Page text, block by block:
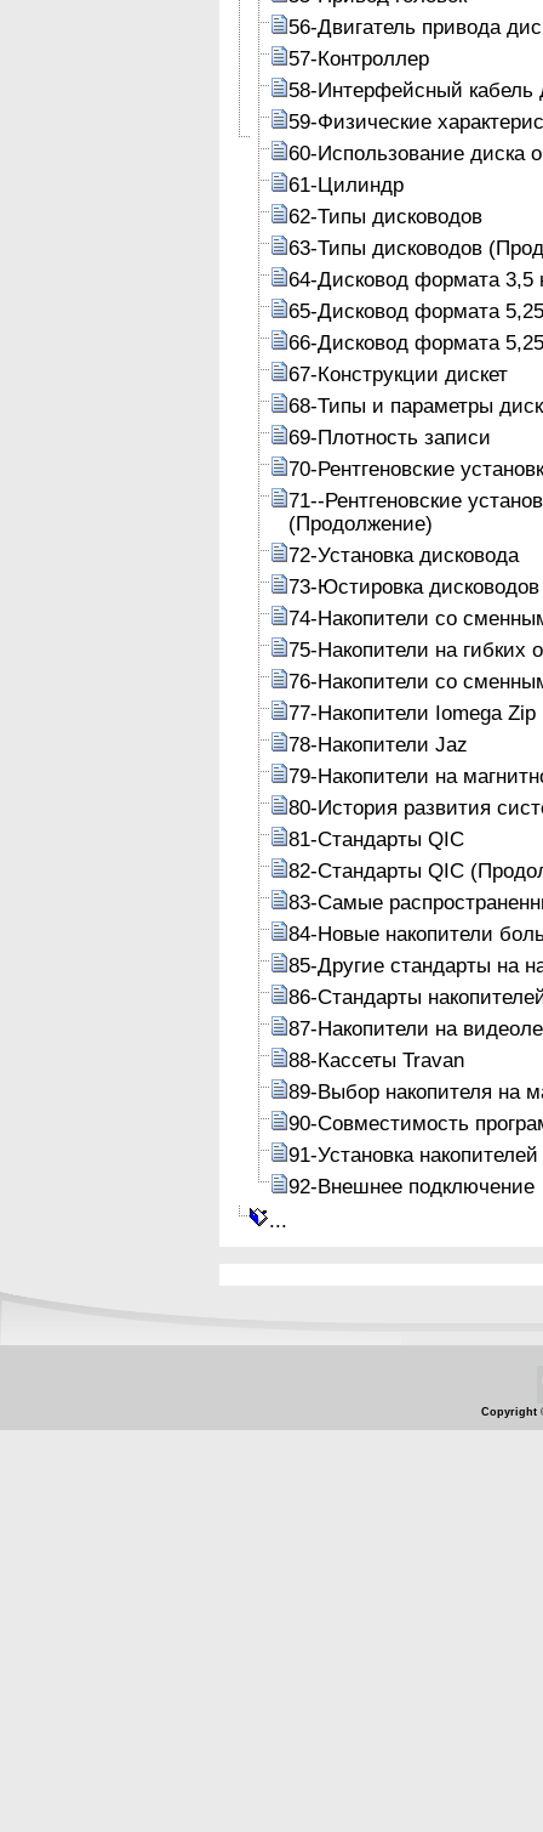
56-Двигатель привода
57-Контроллер
58-Интерфейсный кабель
59-Физические
60-Использование диска
61-Цилиндр
62-Типы дисководов
63-Типы дисководов
64-Дисковод формата 3,5
65-Дисковод формата
66-Дисковод формата
67-Конструкции дискет
68-Типы и параметры
69-Плотность записи
70-Рентгеновские
71--Рентгеновские
(Продолжение)
72-Установка дисковода
73-Юстировка дисководов
74-Накопители со
75-Накопители на гибких
76-Накопители со
77-Накопители Iomega Zip
78-Накопители Jaz
79-Накопители на
80-История развития
81-Стандарты QIC
82-Стандарты QIC
83-Самые
84-Новые накопители
85-Другие стандарты на
86-Стандарты
87-Накопители на
88-Кассеты Travan
89-Выбор накопителя на
90-Совместимость
91-Установка
92-Внешнее подключение
Copyright